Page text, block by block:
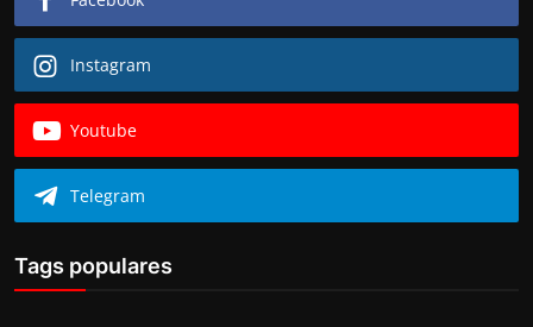
Instagram
Youtube
Telegram
Tags populares